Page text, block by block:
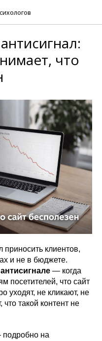
что
приносить клиентов,
и не в бюджете.
— когда
посетителей, что сайт
уходят, не кликают, не
такой контент не
подробно на